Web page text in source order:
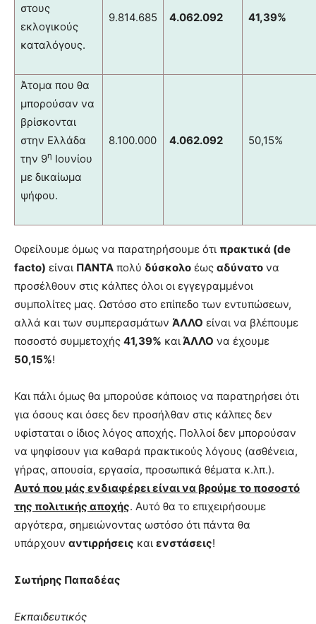
στους
εκλογικούς
καταλόγους.
9.814.685 4.062.092 41,39%
Άτομα που θα
μπορούσαν να
βρίσκονται
στην Ελλάδα
την 9η Ιουνίου
με δικαίωμα
ψήφου.
8.100.000 4.062.092 50,15%
Οφείλουμε όμως να παρατηρήσουμε ότι πρακτικά (de
facto) είναι ΠΑΝΤΑ πολύ δύσκολο έως αδύνατο να
προσέλθουν στις κάλπες όλοι οι εγγεγραμμένοι
συμπολίτες μας. Ωστόσο στο επίπεδο των εντυπώσεων,
αλλά και των συμπερασμάτων ΆΛΛΟ είναι να βλέπουμε
ποσοστό συμμετοχής 41,39% καιΆΛΛΟ να έχουμε
50,15%!
Και πάλι όμως θα μπορούσε κάποιος να παρατηρήσει ότι
για όσους και όσες δεν προσήλθαν στις κάλπες δεν
υφίσταται ο ίδιος λόγος αποχής. Πολλοί δεν μπορούσαν
να ψηφίσουν για καθαρά πρακτικούς λόγους (ασθένεια,
γήρας, απουσία, εργασία, προσωπικά θέματα κ.λπ.).
Αυτό που μάς ενδιαφέρει είναι να βρούμε το ποσοστό
της πολιτικής αποχής. Αυτό θα το επιχειρήσουμε
αργότερα, σημειώνοντας ωστόσο ότι πάντα θα
υπάρχουν αντιρρήσεις και ενστάσεις!
Σωτήρης Παπαδέας
Εκπαιδευτικός